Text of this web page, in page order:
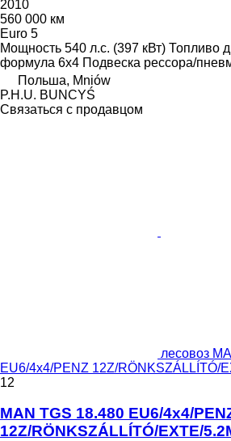
2010
560 000 км
Euro 5
Мощность 540 л.с. (397 кВт) Топливо
формула 6x4 Подвеска рессора/
Польша, Mniów
P.H.U. BUNCYŚ
Связаться с продавцом
лесовоз
EU6/4x4/PENZ 12Z/RÖNKSZÁLLÍTÓ/
12
MAN TGS 18.480 EU6/4x4/
12Z/RÖNKSZÁLLÍTÓ/EXTE/